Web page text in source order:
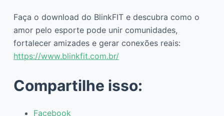
Faça o download do BlinkFIT e descubra como o
amor pelo esporte pode unir comunidades,
fortalecer amizades e gerar conexões reais:
https://www.blinkfit.com.br/
Compartilhe isso:
Facebook